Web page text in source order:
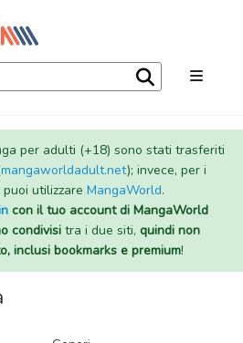
per adulti (+18) sono stati trasferiti
mangaworldadult.net); invece, per i
utilizzare MangaWorld.
con il tuo account di MangaWorld
condivisi tra i due siti, quindi non
inclusi bookmarks e premium!